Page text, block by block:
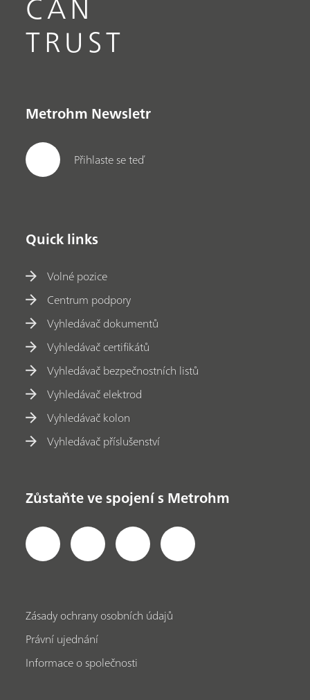
TRUST
Metrohm Newsletr
Přihlaste se teď
Quick links
Volné pozice
Centrum podpory
Vyhledávač dokumentů
Vyhledávač certifikátů
Vyhledávač bezpečnostních listů
Vyhledávač elektrod
Vyhledávač kolon
Vyhledávač příslušenství
Zůstaňte ve spojení s Metrohm
Zásady ochrany osobních údajů
Právní ujednání
Informace o společnosti